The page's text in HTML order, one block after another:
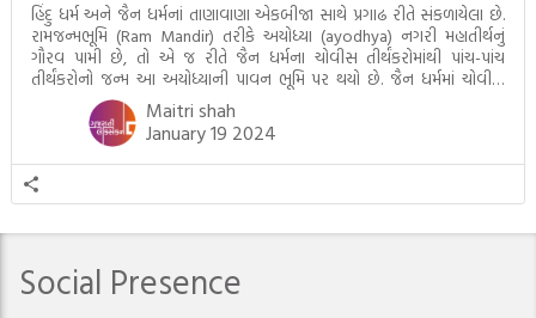
હિંદુ ધર્મ અને જૈન ધર્મનાં તાણાવાણા એકબીજા સાથે પ્રગાઢ રીતે સંકળાયેલા છે.
રામજન્મભૂમિ (Ram Mandir) તરીકે અયોધ્યા (ayodhya) નગરી મહાતીર્થનું
ગૌરવ પામી છે, તો એ જ રીતે જૈન ધર્મના ચોવીસ તીર્થંકરોમાંથી પાંચ-પાંચ
તીર્થંકરોનો જન્મ આ અયોધ્યાની પાવન ભૂમિ પર થયો છે. જૈન ધર્મમાં ચોવીસ
તીર્થંકરોમાંથી પાંચ-પાંચ તીર્થંકરોનાં કલ્યાણકો અહીં આવ્યાં છે. દરેક તીર્થંકરના
જીવનની ચ્યવન(માતાના […]
Maitri shah
January 19 2024
Social Presence